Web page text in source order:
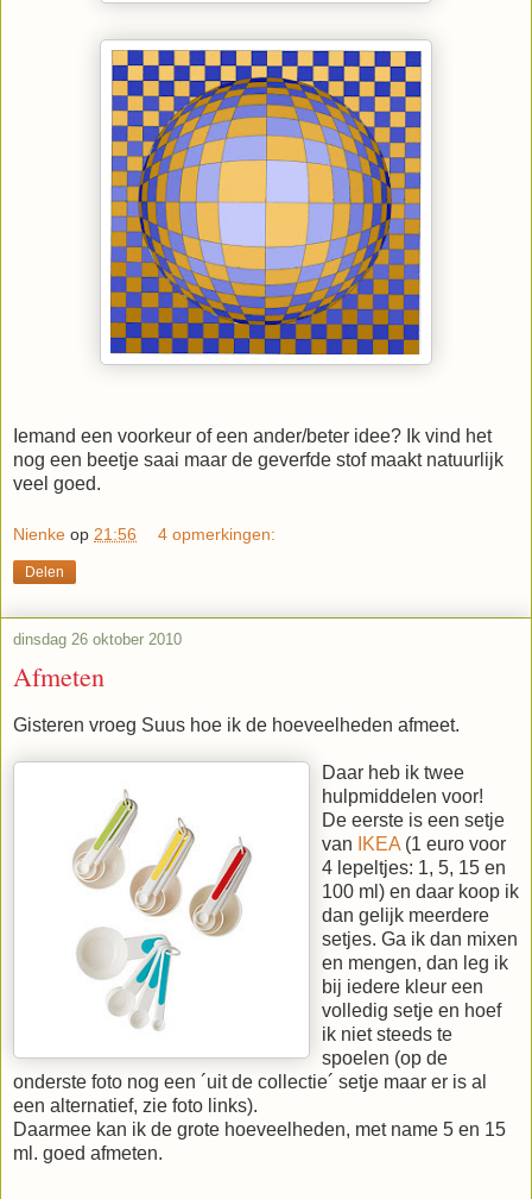
Iemand een voorkeur of een ander/beter idee? Ik vind het
nog een beetje saai maar de geverfde stof maakt natuurlijk
veel goed.
Nienke op 21:56 4 opmerkingen:
Delen
dinsdag 26 oktober 2010
Afmeten
Gisteren vroeg Suus hoe ik de hoeveelheden afmeet.
Daar heb ik twee
hulpmiddelen voor!
De eerste is een setje
van
IKEA (1 euro voor
4 lepeltjes: 1, 5, 15 en
100 ml) en daar koop ik
dan gelijk meerdere
setjes. Ga ik dan mixen
en mengen, dan leg ik
bij iedere kleur een
volledig setje en hoef
ik niet steeds te
spoelen (op de
onderste foto nog een ´uit de collectie´ setje maar er is al
een alternatief, zie foto links).
Daarmee kan ik de grote hoeveelheden, met name 5 en 15
ml. goed afmeten.